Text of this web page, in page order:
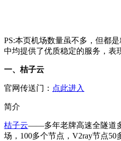
PS:本页机场数量虽不多，但都
中均提供了优质稳定的服务，表
一、桔子云
官网传送门： 点此进入
简介
桔子云——多年老牌高速全隧道
场，100多个节点，V2ray节点50